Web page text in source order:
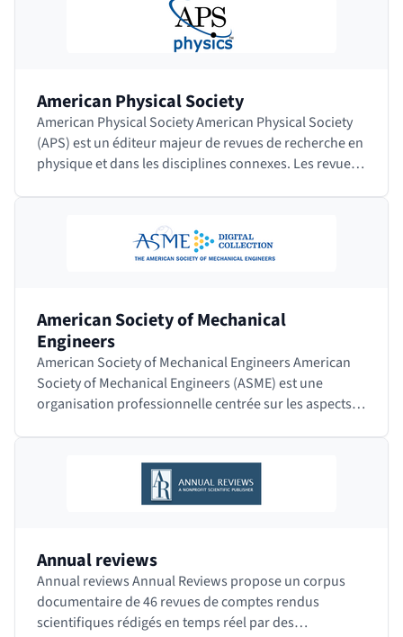
American Physical Society
American Physical Society American Physical Society
(APS) est un éditeur majeur de revues de recherche en
physique et dans les disciplines connexes. Les revues
American Society of Mechanical
Engineers
American Society of Mechanical Engineers American
Society of Mechanical Engineers (ASME) est une
organisation professionnelle centrée sur les aspects
Annual reviews
Annual reviews Annual Reviews propose un corpus
documentaire de 46 revues de comptes rendus
scientifiques rédigés en temps réel par des